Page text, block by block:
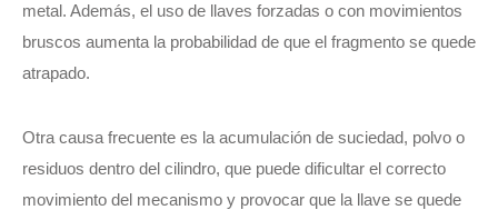
metal. Además, el uso de llaves forzadas o con movimientos
bruscos aumenta la probabilidad de que el fragmento se quede
atrapado.
Otra causa frecuente es la acumulación de suciedad, polvo o
residuos dentro del cilindro, que puede dificultar el correcto
movimiento del mecanismo y provocar que la llave se quede